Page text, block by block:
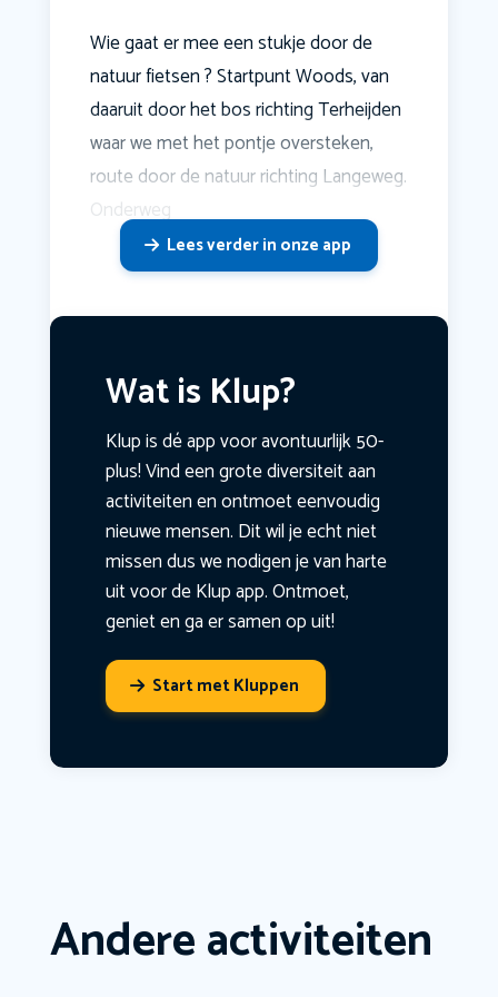
Wie gaat er mee een stukje door de
natuur fietsen ? Startpunt Woods, van
daaruit door het bos richting Terheijden
waar we met het pontje oversteken,
route door de natuur richting Langeweg.
Onderweg
Lees verder in onze app
Wat is Klup?
Klup is dé app voor avontuurlijk 50-
plus! Vind een grote diversiteit aan
activiteiten en ontmoet eenvoudig
nieuwe mensen. Dit wil je echt niet
missen dus we nodigen je van harte
uit voor de Klup app. Ontmoet,
geniet en ga er samen op uit!
Start met Kluppen
Andere activiteiten